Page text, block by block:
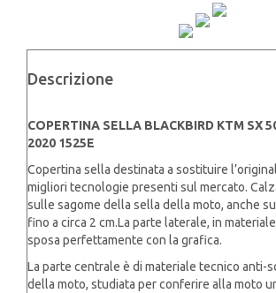
2020
quantità
Descrizione
COPERTINA SELLA BLACKBIRD KTM SX
2020 1525E
Copertina sella destinata a sostituire
migliori tecnologie presenti sul mercato.
sulle sagome della sella della moto, anche
fino a circa 2 cm.La parte laterale, in
sposa perfettamente con la grafica.
La parte centrale è di materiale tecnico anti-
della moto, studiata per conferire alla moto